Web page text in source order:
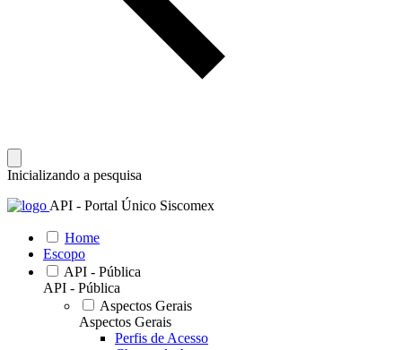
Inicializando a pesquisa
API - Portal Único Siscomex
Home
Escopo
API - Pública
API - Pública
Aspectos Gerais
Aspectos Gerais
Perfis de Acesso